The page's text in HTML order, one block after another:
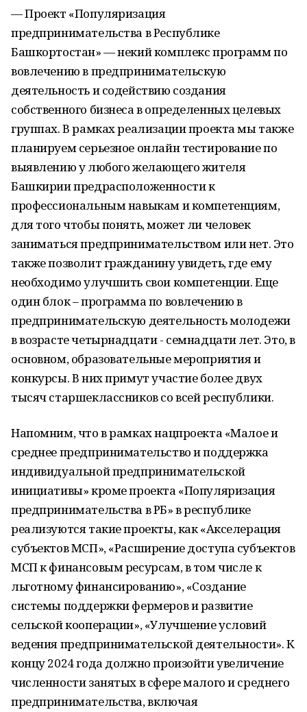
— Проект «Популяризация
предпринимательства в Республике
Башкортостан» — некий комплекс программ по
вовлечению в предпринимательскую
деятельность и содействию создания
собственного бизнеса в определенных целевых
группах. В рамках реализации проекта мы также
планируем серьезное онлайн тестирование по
выявлению у любого желающего жителя
Башкирии предрасположенности к
профессиональным навыкам и компетенциям,
для того чтобы понять, может ли человек
заниматься предпринимательством или нет. Это
также позволит гражданину увидеть, где ему
необходимо улучшить свои компетенции. Еще
один блок – программа по вовлечению в
предпринимательскую деятельность молодежи
в возрасте четырнадцати - семнадцати лет. Это, в
основном, образовательные мероприятия и
конкурсы. В них примут участие более двух
тысяч старшеклассников со всей республики.
Напомним, что в рамках нацпроекта «Малое и
среднее предпринимательство и поддержка
индивидуальной предпринимательской
инициативы» кроме проекта «Популяризация
предпринимательства в РБ» в республике
реализуются такие проекты, как «Акселерация
субъектов МСП», «Расширение доступа субъектов
МСП к финансовым ресурсам, в том числе к
льготному финансированию», «Создание
системы поддержки фермеров и развитие
сельской кооперации», «Улучшение условий
ведения предпринимательской деятельности». К
концу 2024 года должно произойти увеличение
численности занятых в сфере малого и среднего
предпринимательства, включая